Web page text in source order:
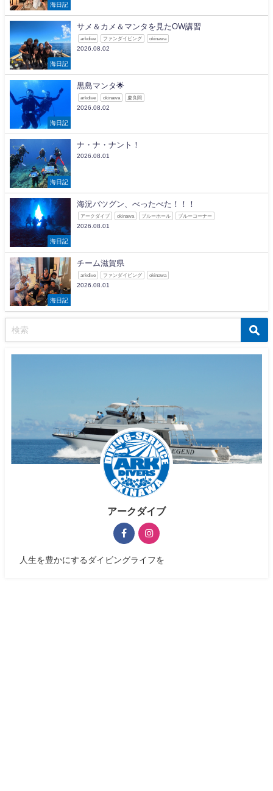
海日記
海日記
サメ＆カメ＆マンタを見たOW講習
arkdive ファンダイビング okinawa
2026.08.02
海日記
黒島マンタ🌟
arkdive okinawa 慶良間
2026.08.02
海日記
ナ・ナ・ナント！
2026.08.01
海日記
海況バツグン、べったべた！！！
アークダイブ okinawa ブルーホール ブルーコーナー
2026.08.01
海日記
チーム滋賀県
arkdive ファンダイビング okinawa
2026.08.01
アークダイブ
人生を豊かにするダイビングライフを